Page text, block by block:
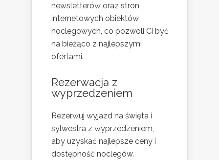
newsletterów oraz stron
internetowych obiektów
noclegowych, co pozwoli Ci być
na bieżąco z najlepszymi
ofertami.
Rezerwacja z
wyprzedzeniem
Rezerwuj wyjazd na święta i
sylwestra z wyprzedzeniem,
aby uzyskać najlepsze ceny i
dostępność noclegów.